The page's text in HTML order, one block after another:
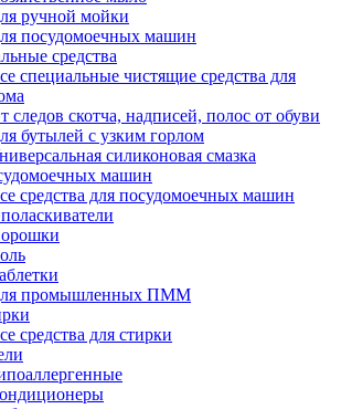
ручной мойки
посудомоечных машин
средства
специальные чистящие средства для
следов скотча, надписей, полос от обуви
бутылей с узким горлом
силиконовая смазка
машин
средства для посудомоечных машин
промышленных ПММ
средства для стирки